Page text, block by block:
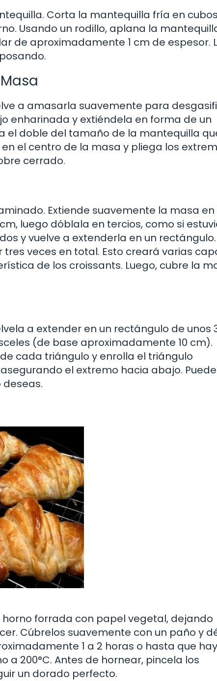
Corta la mantequilla fría en
Usando un rodillo, aplana la
de aproximadamente 1 cm de espesor.
a amasarla suavemente para
enharinada y extiéndela en forma de un
el doble del tamaño de la mantequilla
el centro de la masa y pliega los
cerrado.
Extiende suavemente la masa en
luego dóblala en tercios, como si
y vuelve a extenderla en un rectángulo.
veces en total. Esto creará varias
de los croissants. Luego, cubre la
a extender en un rectángulo de unos
(de base aproximadamente 10 cm).
cada triángulo y enrolla el triángulo
el extremo hacia abajo.
forrada con papel vegetal, dejando
Cúbrelos suavemente con un paño y
1 a 2 horas o hasta que
a 200°C. Antes de hornear, pincela los
un dorado perfecto.